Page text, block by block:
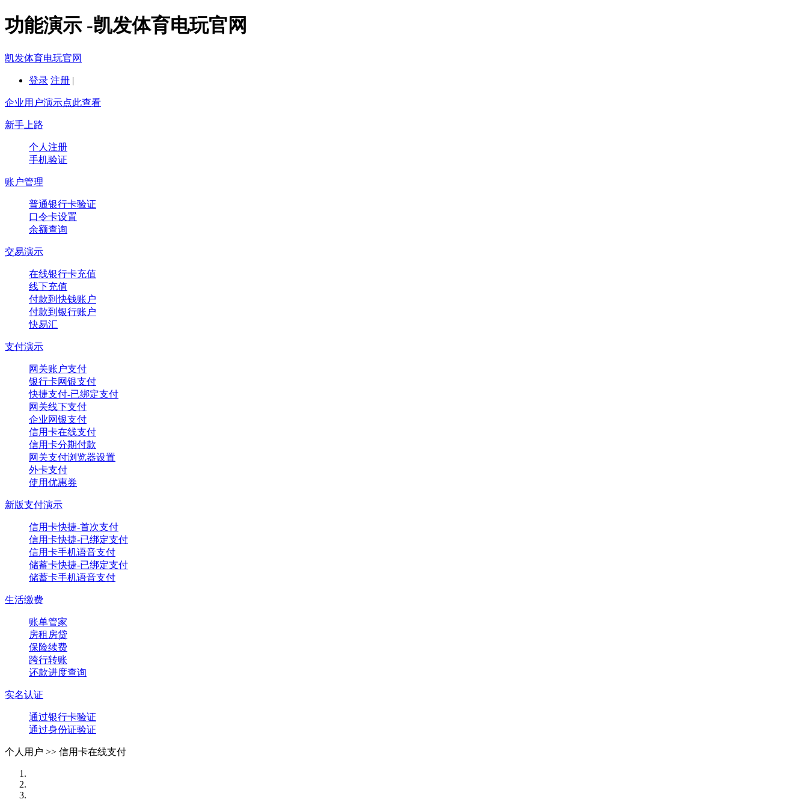
功能演示 -凯发体育电玩官网
凯发体育电玩官网
登录 注册 |
企业用户演示点此查看
新手上路
个人注册
手机验证
账户管理
普通银行卡验证
口令卡设置
余额查询
交易演示
在线银行卡充值
线下充值
付款到快钱账户
付款到银行账户
快易汇
支付演示
网关账户支付
银行卡网银支付
快捷支付-已绑定支付
网关线下支付
企业网银支付
信用卡在线支付
信用卡分期付款
网关支付浏览器设置
外卡支付
使用优惠券
新版支付演示
信用卡快捷-首次支付
信用卡快捷-已绑定支付
信用卡手机语音支付
储蓄卡快捷-已绑定支付
储蓄卡手机语音支付
生活缴费
账单管家
房租房贷
保险续费
跨行转账
还款进度查询
实名认证
通过银行卡验证
通过身份证验证
个人用户 >> 信用卡在线支付